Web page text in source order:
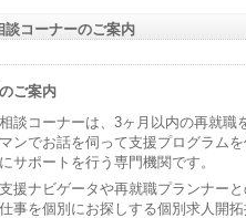
談コーナーのご案内
ご案内
談コーナーは、3ヶ月以内の再就職
ンでお話を伺って支援プログラム
サポートを行う専門機関です。
援ナビゲータや再就職プランナー
事を個別にお探しする個別求人開